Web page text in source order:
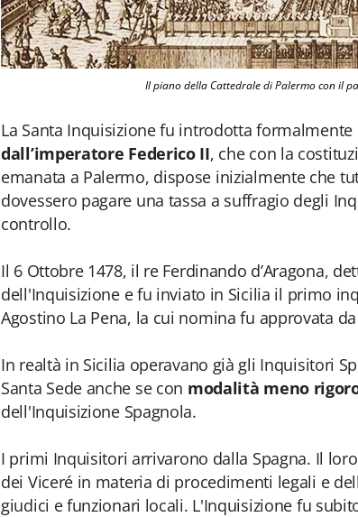
Il piano della Cattedrale di Palermo con il
La Santa Inquisizione fu introdotta
dall’imperatore Federico II, che con la
emanata a Palermo, dispose inizialmente che
dovessero pagare una tassa a suffragio degli
controllo.
Il 6 Ottobre 1478, il re Ferdinando d’Aragona,
dell'Inquisizione e fu inviato in Sicilia il primo
Agostino La Pena, la cui nomina fu approvata
In realtà in Sicilia operavano già gli Inquisitori
Santa Sede anche se con modalità meno
dell'Inquisizione Spagnola.
I primi Inquisitori arrivarono dalla Spagna. Il
dei Viceré in materia di procedimenti legali e
giudici e funzionari locali. L'Inquisizione fu